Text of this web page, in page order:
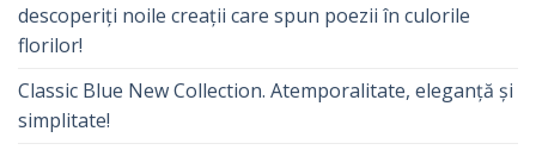
descoperiți noile creații care spun poezii în culorile
florilor!
Classic Blue New Collection. Atemporalitate, eleganță și
simplitate!